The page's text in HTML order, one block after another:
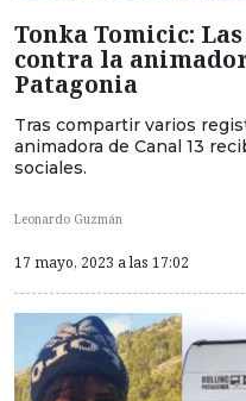
Tonka Tomicic:
contra la
Patagonia
Tras compartir varios
animadora de Canal 13
sociales.
Leonardo Guzmán
17 mayo, 2023 a las 17:02